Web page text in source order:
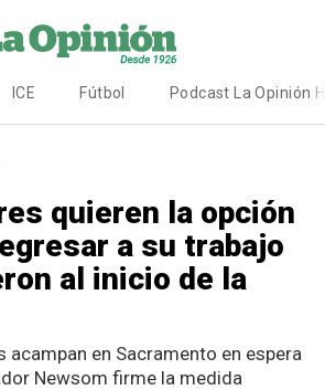
ICE Fútbol Podcast La Opinión
quieren la opción
a su trabajo
al inicio de la
en Sacramento en espera
Newsom firme la medida